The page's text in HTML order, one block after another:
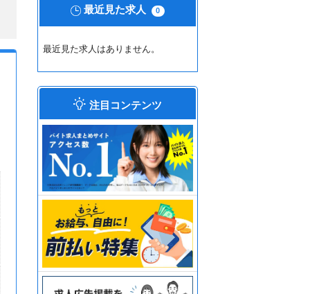
最近見た求人 0
最近見た求人はありません。
注目コンテンツ